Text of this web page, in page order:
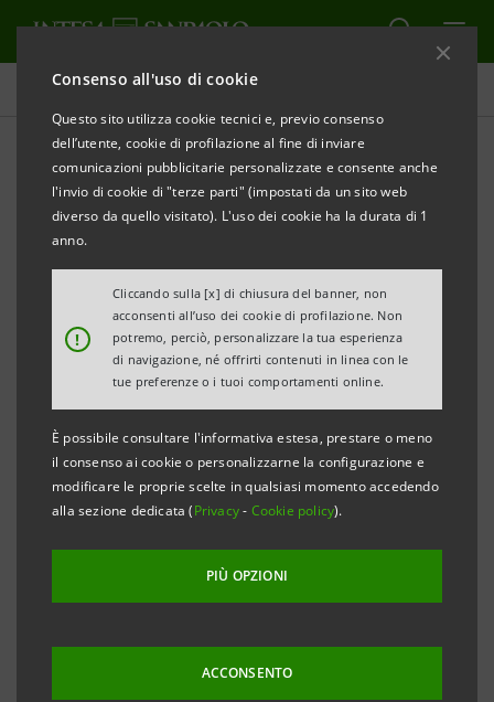
Consenso all'uso di cookie
Questo sito utilizza cookie tecnici e, previo consenso
dell’utente, cookie di profilazione al fine di inviare
comunicazioni pubblicitarie personalizzate e consente anche
l'invio di cookie di "terze parti" (impostati da un sito web
diverso da quello visitato). L'uso dei cookie ha la durata di 1
anno.
!
Cliccando sulla [x] di chiusura del banner, non
acconsenti all’uso dei cookie di profilazione. Non
potremo, perciò, personalizzare la tua esperienza
di navigazione, né offrirti contenuti in linea con le
tue preferenze o i tuoi comportamenti online.
È possibile consultare l'informativa estesa, prestare o meno
il consenso ai cookie o personalizzarne la configurazione e
modificare le proprie scelte in qualsiasi momento accedendo
alla sezione dedicata (Privacy- Cookie policy).
PIÙ OPZIONI
ACCONSENTO
Comunicati stampa
STAMPA AGGIORNA
Emergenza maltempo
COMUNICATO STAMPA
BANCA CR FIRENZE: INIZIATIVE A FAVORE DI
AZIENDE E FAMIGLIE DANNEGGIATE DAL
MALTEMPO.
FINANZIAMENTI E AGEVOLAZIONI PER FAR FRONTE
AI GRAVI DANNI
A EDIFICI PRIVATI, GIARDINI, ATTIVITÀ
COMMERCIALI E IMPRENDITORIALI
spese di istruttoria azzerate